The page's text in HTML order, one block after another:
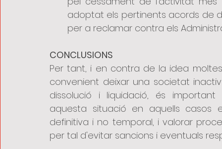
adoptat els pertinents acords de
per a reclamar contra els
CONCLUSIONS
Per tant, i en contra de la idea
convenient deixar una societat
dissolució i liquidació, és
aquesta situació en aquells
definitiva i no temporal, i valorar
per tal d'evitar sancions i eventuals